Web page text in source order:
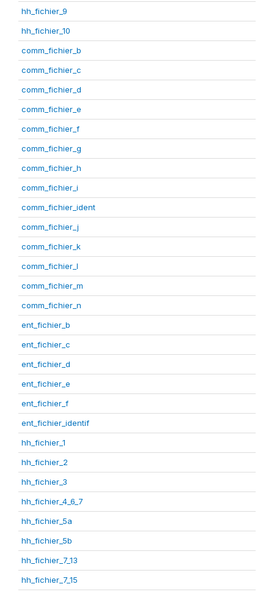
hh_fichier_9
hh_fichier_10
comm_fichier_b
comm_fichier_c
comm_fichier_d
comm_fichier_e
comm_fichier_f
comm_fichier_g
comm_fichier_h
comm_fichier_i
comm_fichier_ident
comm_fichier_j
comm_fichier_k
comm_fichier_l
comm_fichier_m
comm_fichier_n
ent_fichier_b
ent_fichier_c
ent_fichier_d
ent_fichier_e
ent_fichier_f
ent_fichier_identif
hh_fichier_1
hh_fichier_2
hh_fichier_3
hh_fichier_4_6_7
hh_fichier_5a
hh_fichier_5b
hh_fichier_7_13
hh_fichier_7_15